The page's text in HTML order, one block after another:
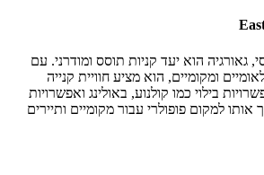
גאורגיה הוא יעד קניות תוסס ומודרני. עם
ומקומיים, הוא מציע חוויית קנייה
בילוי כמו קולנוע, באולינג ואפשרויות
למקום פופולרי עבור מקומיים ותיירים